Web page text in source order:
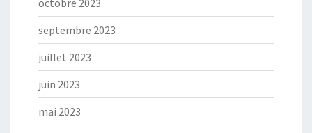
octobre 2023
septembre 2023
juillet 2023
juin 2023
mai 2023